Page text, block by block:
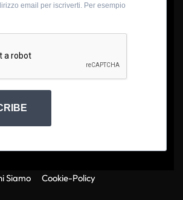
email per iscriverti. Per esempio
Siamo Cookie-Policy